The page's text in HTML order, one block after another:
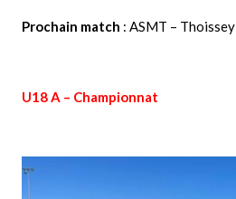
Prochain match : ASMT – Thoissey
U18 A – Championnat